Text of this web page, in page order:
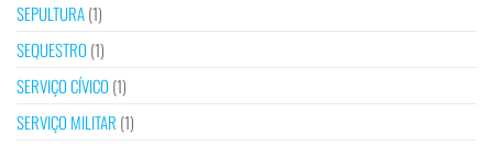
SEPULTURA(1)
SEQUESTRO (1)
SERVIÇO CÍVICO (1)
SERVIÇO MILITAR (1)